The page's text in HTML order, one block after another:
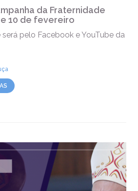
da Fraternidade
e 10 de fevereiro
pelo Facebook e YouTube da